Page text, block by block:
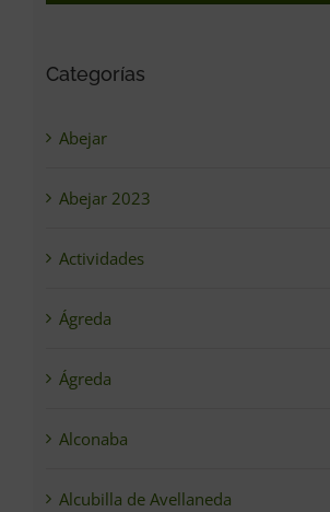
Categorías
Abejar
Abejar 2023
Actividades
Ágreda
Ágreda
Alconaba
Alcubilla de Avellaneda